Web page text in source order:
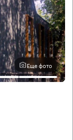
Еще фото